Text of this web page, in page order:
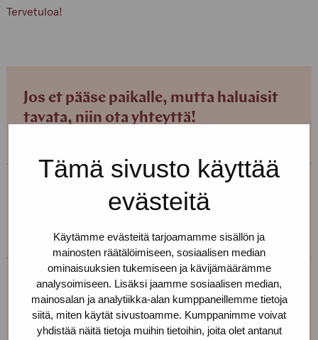
Tämä sivusto käyttää
evästeitä
Käytämme evästeitä tarjoamamme sisällön ja
mainosten räätälöimiseen, sosiaalisen median
ominaisuuksien tukemiseen ja kävijämäärämme
analysoimiseen. Lisäksi jaamme sosiaalisen median,
mainosalan ja analytiikka-alan kumppaneillemme tietoja
siitä, miten käytät sivustoamme. Kumppanimme voivat
yhdistää näitä tietoja muihin tietoihin, joita olet antanut
Tervetuloa!
Jos et pääse paikalle, mutta haluaisit
tavata, niin ota yhteyttä!
Helsingin toimipiste
Tiia Nohynek
Toimipiste: Helsinki